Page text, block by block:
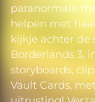
paranormale
helpen met
kijkje achter de
Borderlands 3,
storyboards,
Vault Cards,